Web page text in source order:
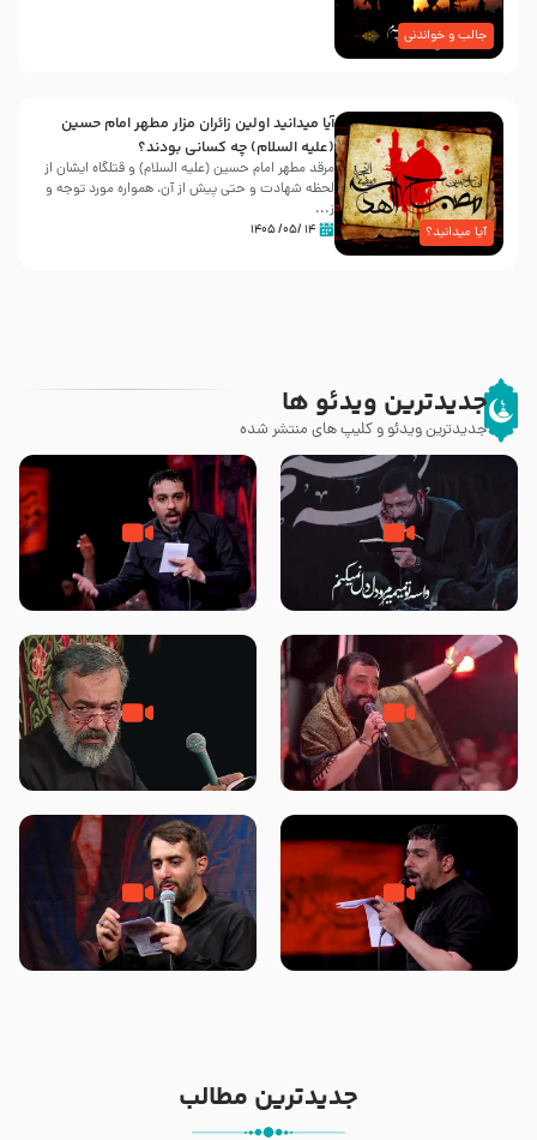
جالب و خواندنی
آیا میدانید؟
آیا میدانید اولین زائران مزار مطهر امام حسین
(علیه السلام) چه کسانی بودند؟
مرقد مطهر امام حسین (علیه السلام) و قتلگاه ایشان از
لحظه شهادت و حتی پیش از آن، همواره مورد توجه و
ز...
۱۴ /۰۵/ ۱۴۰۵
جدیدترین ویدئو ها
جدیدترین ویدئو و کلیپ های منتشر شده
مصداق کربلا – حاج حسین سیب
سرخی
شور ، حسینا! به‌ حق زهرا «أُنْظُرْ
إِلَینا» – عزاداری شب هفتم ماه
جانا جانا ابی عبدالله – کربلایی جواد
مقدم – شب هشتم محرم 1448 –
مادر منم مثل تو خمیدم – حاج
محمود کریمی – شهادت حضرت
هیئت رایة العباس علیه السلام
تک ، عبّاس، صاحب دل‌هاست –
حاج حنیف طاهری – عزاداری شب
من غلام نوکراتم من عاشق کربلاتم
– شور زمینه – شب هفتم – محرم
جدیدترین مطالب